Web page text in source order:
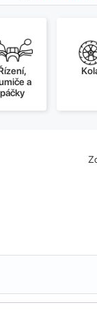
a
páčky